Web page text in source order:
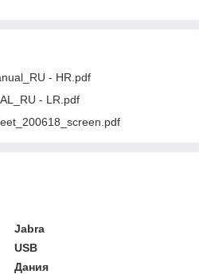
- HR.pdf
- LR.pdf
Jabra
USB
Дания